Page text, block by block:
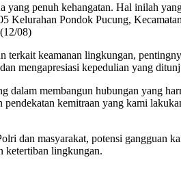
yang penuh kehangatan. Hal inilah
Kelurahan Pondok Pucung,
08)
terkait keamanan lingkungan,
mengapresiasi kepedulian yang
membangun hubungan yang
kemitraan yang kami
dan masyarakat, potensi gangguan
ketertiban lingkungan.